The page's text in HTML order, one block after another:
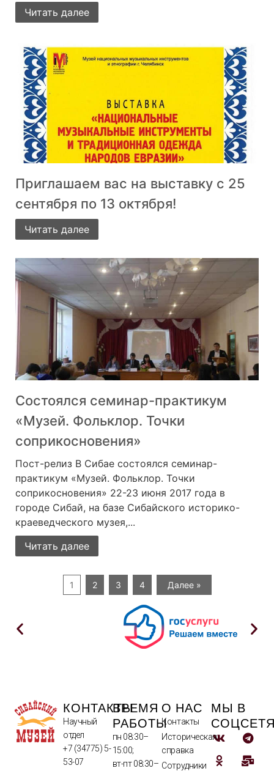
Читать далее
Приглашаем вас на выставку с 25
сентября по 13 октября!
Читать далее
Cостоялся семинар-практикум
«Музей. Фольклор. Точки
соприкосновения»
Пост-релиз В Сибае состоялся семинар-
практикум «Музей. Фольклор. Точки
соприкосновения» 22-23 июня 2017 года в
городе Сибай, на базе Сибайского историко-
краеведческого музея,...
Читать далее
1 2 3 4 Далее »
КОНТАКТЫ
Научный
отдел
+7 (34775) 5-
53-07
ВРЕМЯ
РАБОТЫ
пн 08:30–
15:00;
вт-пт 08:30–
О НАС
Контакты
Историческая
справка
Сотрудники
МЫ В